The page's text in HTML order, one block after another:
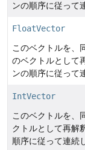
ンの順序に従って
FloatVector
このベクトルを、
のベクトルとして
ンの順序に従って
IntVector
このベクトルを、
クトルとして再解
順序に従って連続